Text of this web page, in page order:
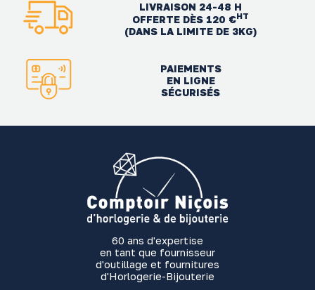
LIVRAISON 24-48 H
OFFERTE DÈS 120 €HT
(DANS LA LIMITE DE 3KG)
PAIEMENTS
EN LIGNE
SÉCURISÉS
60 ans d'expertise
en tant que fournisseur
d'outillage et fournitures
d'Horlogerie-Bijouterie